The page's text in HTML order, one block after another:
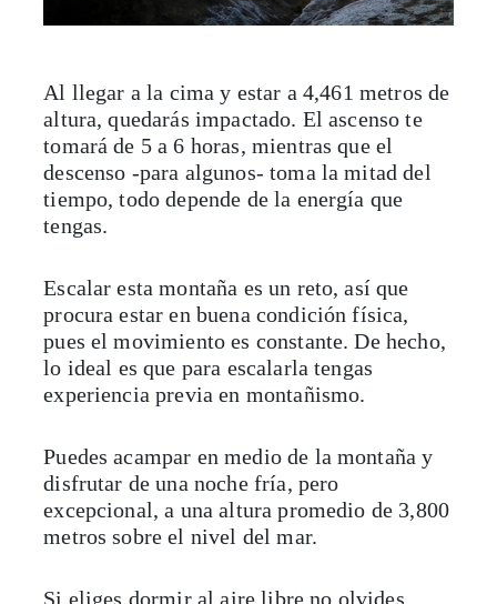
Al llegar a la cima y estar a 4,461 metros de
altura, quedarás impactado. El ascenso te
tomará de 5 a 6 horas, mientras que el
descenso -para algunos- toma la mitad del
tiempo, todo depende de la energía que
tengas.
Escalar esta montaña es un reto, así que
procura estar en buena condición física,
pues el movimiento es constante. De hecho,
lo ideal es que para escalarla tengas
experiencia previa en montañismo.
Puedes acampar en medio de la montaña y
disfrutar de una noche fría, pero
excepcional, a una altura promedio de 3,800
metros sobre el nivel del mar.
Si eliges dormir al aire libre no olvides